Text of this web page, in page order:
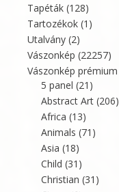
Tapéták (128)
Tartozékok (1)
Utalvány (2)
Vászonkép (22257)
Vászonkép prémium
5 panel (21)
Abstract Art (206)
Africa (13)
Animals (71)
Asia (18)
Child (31)
Christian (31)